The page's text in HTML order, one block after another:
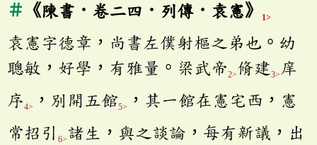
＃ 《陳書．卷二四．列傳．袁憲》 1>
袁憲字德章，尚書左僕射樞之弟也。幼
聰敏，好學，有雅量。梁武帝2>脩建3> 庠
序4> ，別開五館5>
，其一館在憲宅西，憲
常招引 6>諸生，與之談論，每有新議，出